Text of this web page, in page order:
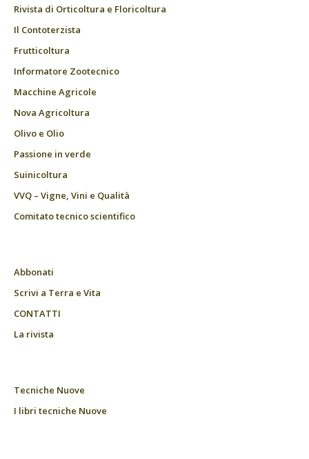
Rivista di Orticoltura e Floricoltura
Il Contoterzista
Frutticoltura
Informatore Zootecnico
Macchine Agricole
Nova Agricoltura
Olivo e Olio
Passione in verde
Suinicoltura
VVQ – Vigne, Vini e Qualità
Comitato tecnico scientifico
Abbonati
Scrivi a Terra e Vita
CONTATTI
La rivista
Tecniche Nuove
I libri tecniche Nuove